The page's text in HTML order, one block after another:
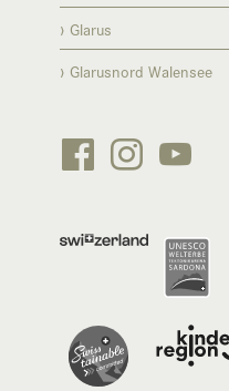
Glarus
Glarusnord Walensee

 